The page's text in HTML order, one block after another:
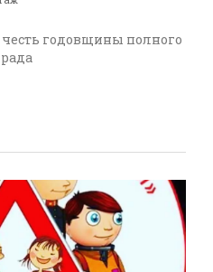
годовщины полного